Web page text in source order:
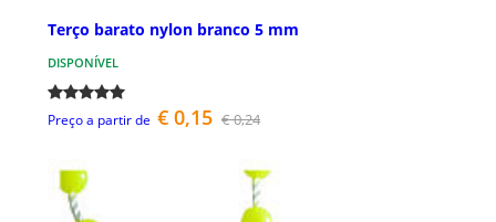
Terço barato nylon branco 5 mm
DISPONÍVEL
Preço a partir de € 0,15 € 0,24